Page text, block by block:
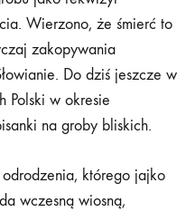
Wierzono, że śmierć to
zakopywania
Do dziś jeszcze w
Polski w okresie
na groby bliskich.
którego jajko
wczesną wiosną,